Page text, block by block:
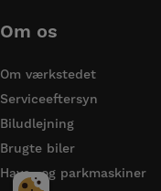
Om os
Om værkstedet
Serviceeftersyn
Biludlejning
Brugte biler
Have- og parkmaskiner